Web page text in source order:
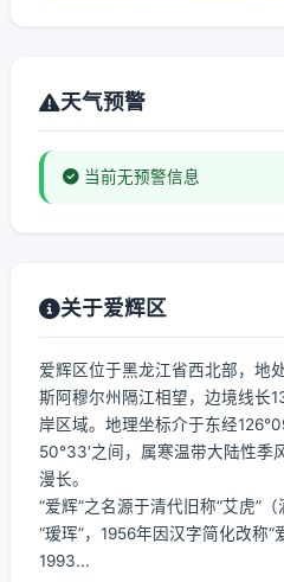
天气预警
当前无预警信息
关于爱辉区
爱辉区位于黑龙江省西北部，地
斯阿穆尔州隔江相望，边境线长
岸区域。地理坐标介于东经
50°33′之间，属寒温带大陆性季
漫长。
“爱辉”之名源于清代旧称“艾虎”
“瑷珲”，1956年因汉字简化改称“
1993...